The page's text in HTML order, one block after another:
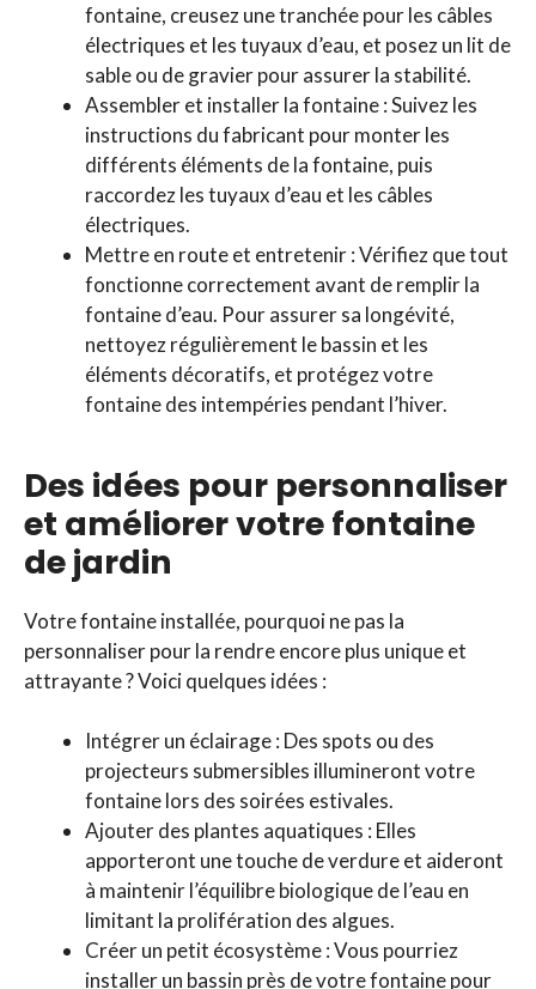
fontaine, creusez une tranchée pour les câbles
électriques et les tuyaux d’eau, et posez un lit de
sable ou de gravier pour assurer la stabilité.
Assembler et installer la fontaine : Suivez les
instructions du fabricant pour monter les
différents éléments de la fontaine, puis
raccordez les tuyaux d’eau et les câbles
électriques.
Mettre en route et entretenir : Vérifiez que tout
fonctionne correctement avant de remplir la
fontaine d’eau. Pour assurer sa longévité,
nettoyez régulièrement le bassin et les
éléments décoratifs, et protégez votre
fontaine des intempéries pendant l’hiver.
Des idées pour personnaliser
et améliorer votre fontaine
de jardin
Votre fontaine installée, pourquoi ne pas la
personnaliser pour la rendre encore plus unique et
attrayante ? Voici quelques idées :
Intégrer un éclairage : Des spots ou des
projecteurs submersibles illumineront votre
fontaine lors des soirées estivales.
Ajouter des plantes aquatiques : Elles
apporteront une touche de verdure et aideront
à maintenir l’équilibre biologique de l’eau en
limitant la prolifération des algues.
Créer un petit écosystème : Vous pourriez
installer un bassin près de votre fontaine pour